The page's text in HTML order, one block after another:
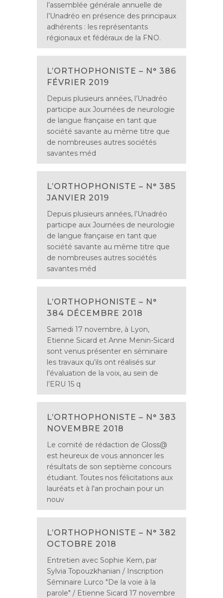
l’assemblée générale annuelle de
l’Unadréo en présence des principaux
adhérents : les représentants
régionaux et fédéraux de la FNO.
L’ORTHOPHONISTE – N° 386
FÉVRIER 2019
Depuis plusieurs années, l’Unadréo
participe aux Journées de neurologie
de langue française en tant que
société savante au même titre que
de nombreuses autres sociétés
savantes méd
L’ORTHOPHONISTE – N° 385
JANVIER 2019
Depuis plusieurs années, l’Unadréo
participe aux Journées de neurologie
de langue française en tant que
société savante au même titre que
de nombreuses autres sociétés
savantes méd
L’ORTHOPHONISTE – N°
384 DÉCEMBRE 2018
Samedi 17 novembre, à Lyon,
Etienne Sicard et Anne Menin-Sicard
sont venus présenter en séminaire
les travaux qu’ils ont réalisés sur
l’évaluation de la voix, au sein de
l’ERU 15 q
L’ORTHOPHONISTE – N° 383
NOVEMBRE 2018
Le comité de rédaction de Gloss@
est heureux de vous annoncer les
résultats de son septième concours
étudiant. Toutes nos félicitations aux
lauréats et à l'an prochain pour un
nouv
L’ORTHOPHONISTE – N° 382
OCTOBRE 2018
Entretien avec Sophie Kern, par
Sylvia Topouzkhanian / Inscription
Séminaire Lurco "De la voie à la
parole" / Etienne Sicard 17 novembre